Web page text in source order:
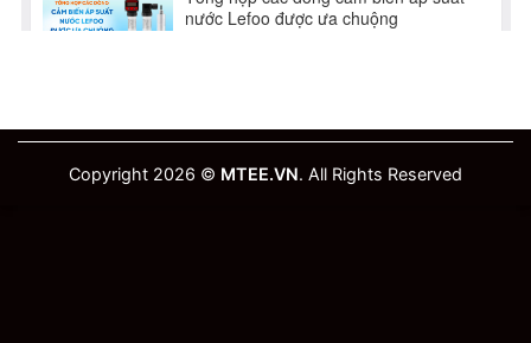
Copyright 2026 © MTEE.VN. All Rights Reserved